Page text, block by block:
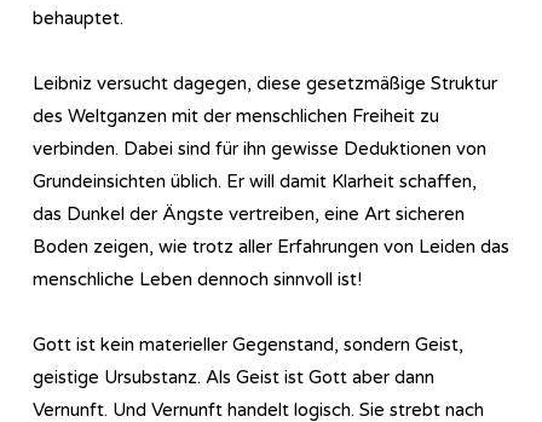
behauptet.
Leibniz versucht dagegen, diese gesetzmäßige Struktur
des Weltganzen mit der menschlichen Freiheit zu
verbinden. Dabei sind für ihn gewisse Deduktionen von
Grundeinsichten üblich. Er will damit Klarheit schaffen,
das Dunkel der Ängste vertreiben, eine Art sicheren
Boden zeigen, wie trotz aller Erfahrungen von Leiden das
menschliche Leben dennoch sinnvoll ist!
Gott ist kein materieller Gegenstand, sondern Geist,
geistige Ursubstanz. Als Geist ist Gott aber dann
Vernunft. Und Vernunft handelt logisch. Sie strebt nach